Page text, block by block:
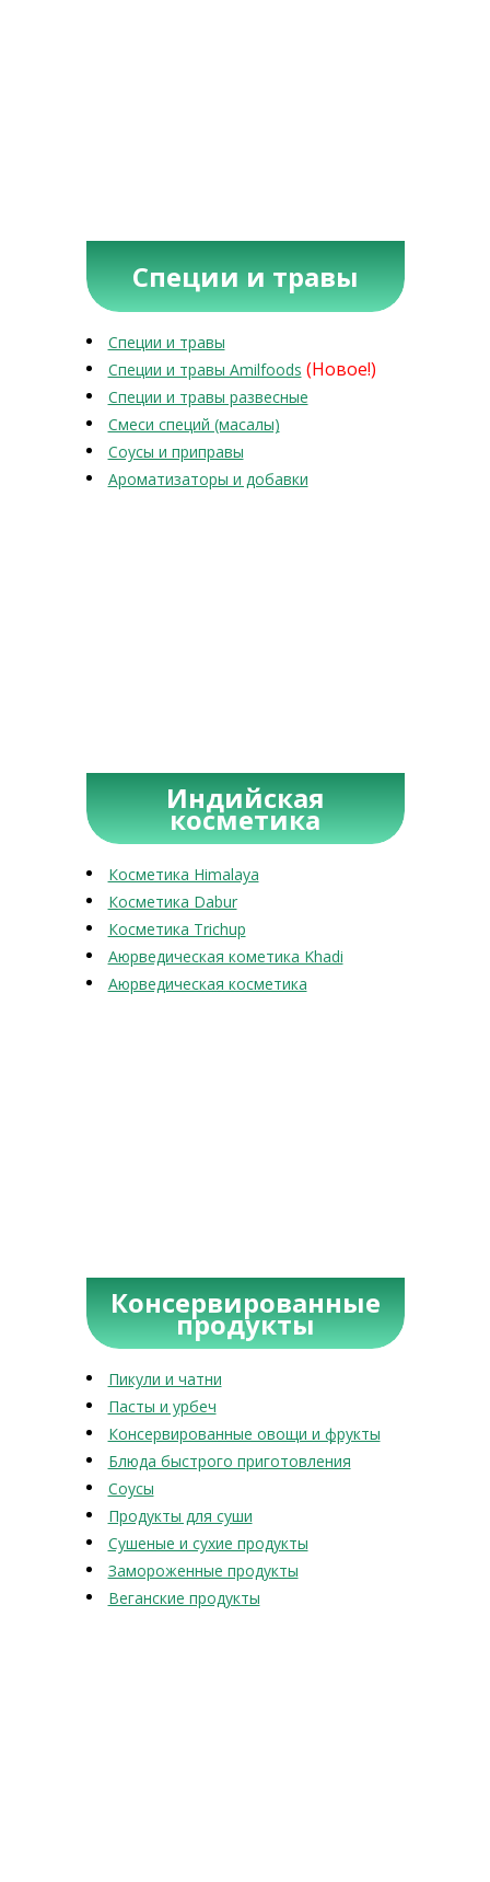
Специи и травы
Специи и травы
Специи и травы Amilfoods (Новое!)
Специи и травы развесные
Смеси специй (масалы)
Соусы и приправы
Ароматизаторы и добавки
Индийская
косметика
Косметика Himalaya
Косметика Dabur
Косметика Trichup
Аюрведическая кометика Khadi
Аюрведическая косметика
Консервированные
продукты
Пикули и чатни
Пасты и урбеч
Консервированные овощи и фрукты
Блюда быстрого приготовления
Соусы
Продукты для суши
Сушеные и сухие продукты
Замороженные продукты
Веганские продукты